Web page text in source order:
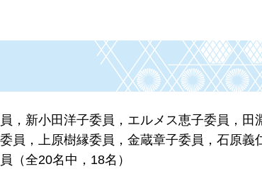
，新小田洋子委員，エルメス恵子委員，田
員，上原樹縁委員，金蔵章子委員，石原義
（全20名中，18名）